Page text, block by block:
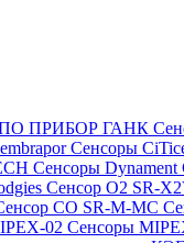
ПРИБОР ГАНК
Сенсоры
Сенсоры Dynament
Сенсор O2 SR-
CO SR-M-MC
02 Сенсоры